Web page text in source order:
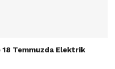
18 Temmuzda Elektrik